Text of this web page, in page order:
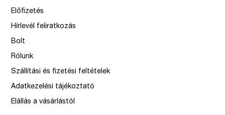
Előfizetés
Hírlevél feliratkozás
Bolt
Rólunk
Szállítási és fizetési feltételek
Adatkezelési tájékoztató
Elállás a vásárlástól